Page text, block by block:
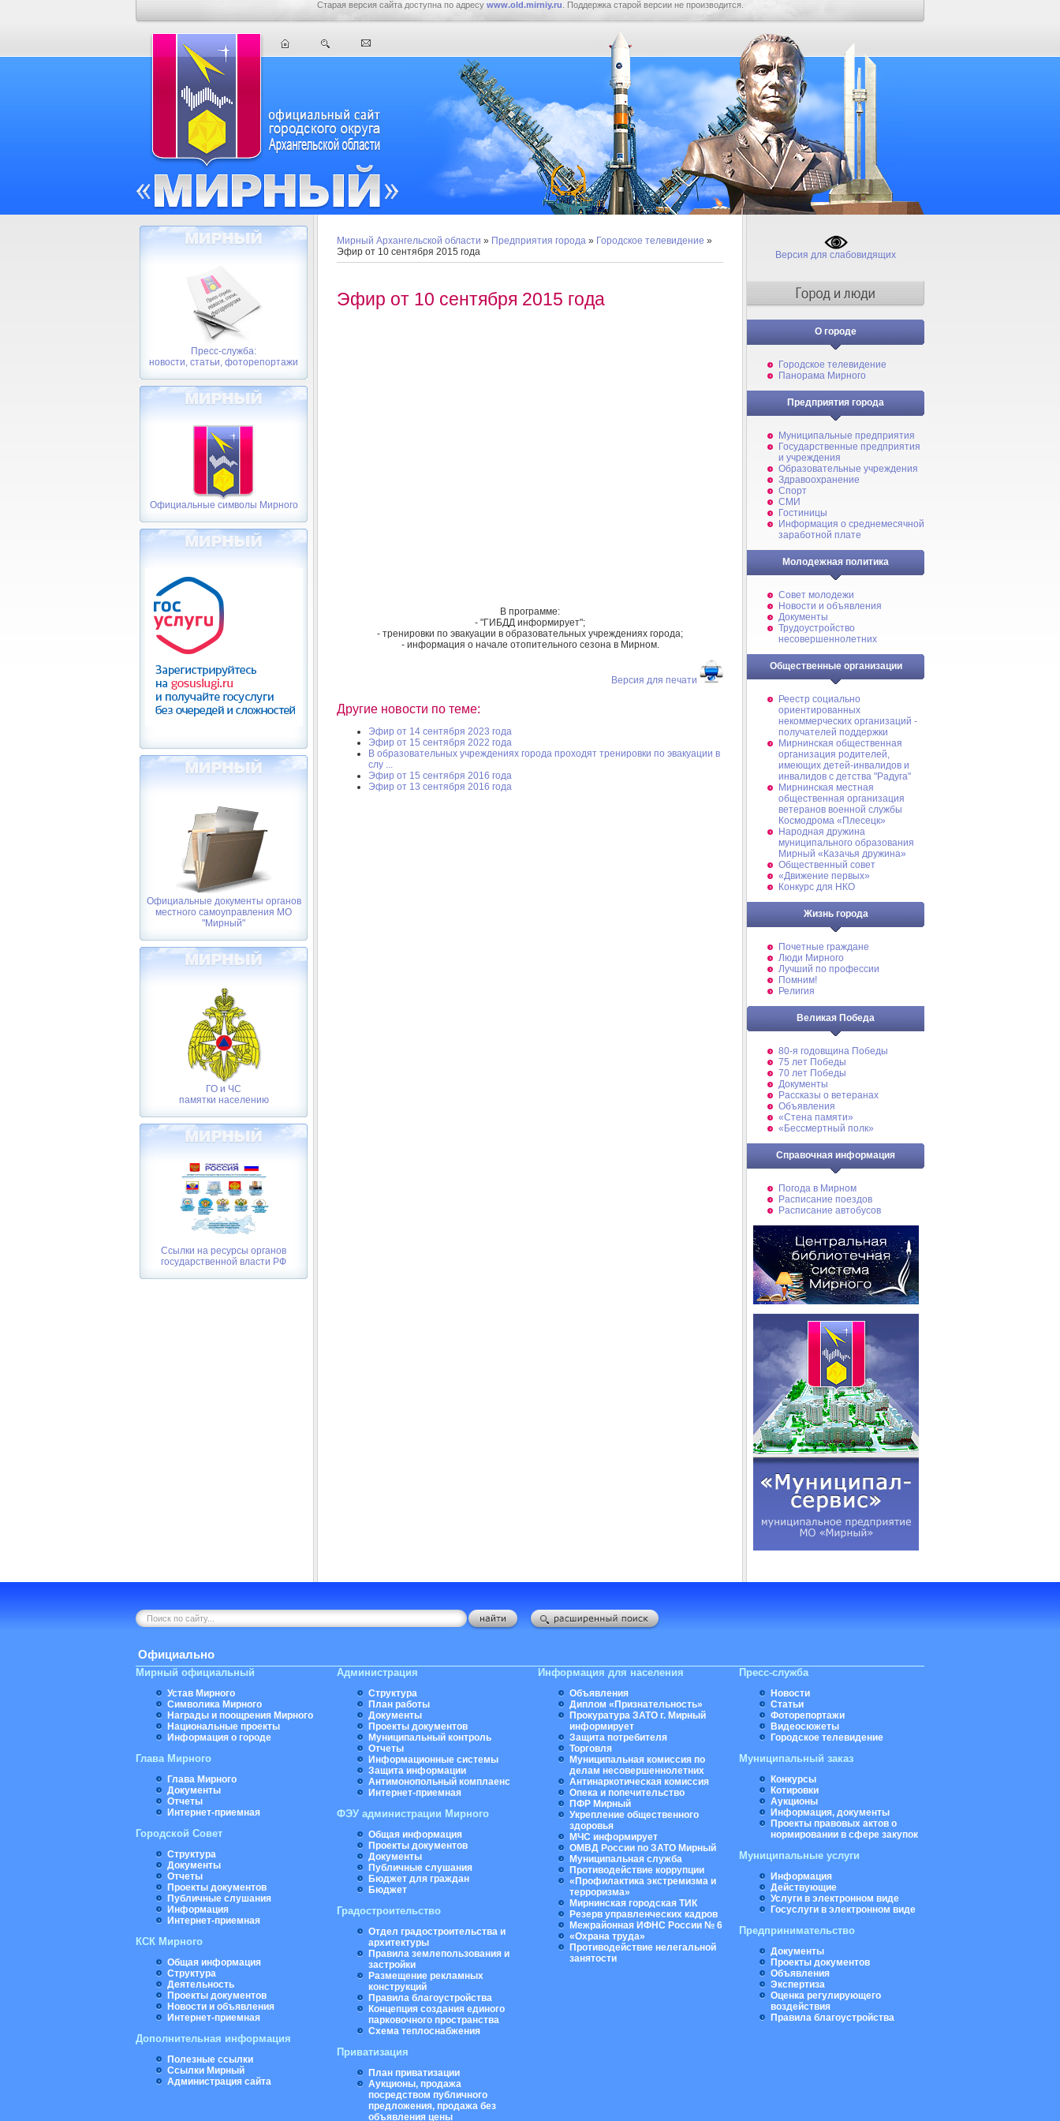
Старая версия сайта доступна по адресу www.old.mirniy.ru . Поддержка старой версии не производится.
Пресс-служба:
новости, статьи, фоторепортажи
Официальные символы Мирного
Официальные документы органов
местного самоуправления МО
"Мирный"
ГО и ЧС
памятки населению
Ссылки на ресурсы органов
государственной власти РФ
Мирный Архангельской области » Предприятия города » Городское телевидение »
Эфир от 10 сентября 2015 года
Эфир от 10 сентября 2015 года
В программе:
- "ГИБДД информирует";
- тренировки по эвакуации в образовательных учреждениях города;
- информация о начале отопительного сезона в Мирном.
Версия для печати
Другие новости по теме:
Эфир от 14 сентября 2023 года
Эфир от 15 сентября 2022 года
В образовательных учреждениях города проходят тренировки по эвакуации в
слу ...
Эфир от 15 сентября 2016 года
Эфир от 13 сентября 2016 года
Версия для слабовидящих
О городе
Городское телевидение
Панорама Мирного
Предприятия города
Муниципальные предприятия
Государственные предприятия
и учреждения
Образовательные учреждения
Здравоохранение
Спорт
СМИ
Гостиницы
Информация о среднемесячной
заработной плате
Молодежная политика
Совет молодежи
Новости и объявления
Документы
Трудоустройство
несовершеннолетних
Общественные организации
Реестр социально
ориентированных
некоммерческих организаций -
получателей поддержки
Мирнинская общественная
организация родителей,
имеющих детей-инвалидов и
инвалидов с детства "Радуга"
Мирнинская местная
общественная организация
ветеранов военной службы
Космодрома «Плесецк»
Народная дружина
муниципального образования
Мирный «Казачья дружина»
Общественный совет
«Движение первых»
Конкурс для НКО
Жизнь города
Почетные граждане
Люди Мирного
Лучший по профессии
Помним!
Религия
Великая Победа
80-я годовщина Победы
75 лет Победы
70 лет Победы
Документы
Рассказы о ветеранах
Объявления
«Стена памяти»
«Бессмертный полк»
Справочная информация
Погода в Мирном
Расписание поездов
Расписание автобусов
Официально
Мирный официальный
Устав Мирного
Символика Мирного
Награды и поощрения Мирного
Национальные проекты
Информация о городе
Глава Мирного
Глава Мирного
Документы
Отчеты
Интернет-приемная
Городской Совет
Структура
Документы
Отчеты
Проекты документов
Публичные слушания
Информация
Интернет-приемная
КСК Мирного
Общая информация
Структура
Деятельность
Проекты документов
Новости и объявления
Интернет-приемная
Дополнительная информация
Полезные ссылки
Ссылки Мирный
Администрация сайта
Администрация
Структура
План работы
Документы
Проекты документов
Муниципальный контроль
Отчеты
Информационные системы
Защита информации
Антимонопольный комплаенс
Интернет-приемная
ФЭУ администрации Мирного
Общая информация
Проекты документов
Документы
Публичные слушания
Бюджет для граждан
Бюджет
Градостроительство
Отдел градостроительства и
архитектуры
Правила землепользования и
застройки
Размещение рекламных
конструкций
Правила благоустройства
Концепция создания единого
парковочного пространства
Схема теплоснабжения
Приватизация
План приватизации
Аукционы, продажа
посредством публичного
предложения, продажа без
объявления цены
Информация для населения
Объявления
Диплом «Признательность»
Прокуратура ЗАТО г. Мирный
информирует
Защита потребителя
Торговля
Муниципальная комиссия по
делам несовершеннолетних
Антинаркотическая комиссия
Опека и попечительство
ПФР Мирный
Укрепление общественного
здоровья
МЧС информирует
ОМВД России по ЗАТО Мирный
Муниципальная cлужба
Противодействие коррупции
«Профилактика экстремизма и
терроризма»
Мирнинская городская ТИК
Резерв управленческих кадров
Межрайонная ИФНС России № 6
«Охрана труда»
Противодействие нелегальной
занятости
Пресс-служба
Новости
Статьи
Фоторепортажи
Видеосюжеты
Городское телевидение
Муниципальный заказ
Конкурсы
Котировки
Аукционы
Информация, документы
Проекты правовых актов о
нормировании в сфере закупок
Муниципальные услуги
Информация
Действующие
Услуги в электронном виде
Госуслуги в электронном виде
Предпринимательство
Документы
Проекты документов
Объявления
Экспертиза
Оценка регулирующего
воздействия
Правила благоустройства